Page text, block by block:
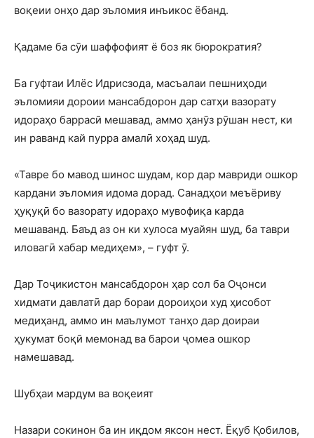
воқеии онҳо дар эъломия инъикос ёбанд.
Қадаме ба сӯи шаффофият ё боз як бюрократия?
Ба гуфтаи Илёс Идрисзода, масъалаи пешниҳоди
эъломияи дороии мансабдорон дар сатҳи вазорату
идораҳо баррасӣ мешавад, аммо ҳанӯз рӯшан нест, ки
ин раванд кай пурра амалӣ хоҳад шуд.
«Тавре бо мавод шинос шудам, кор дар мавриди ошкор
кардани эъломия идома дорад. Санадҳои меъёриву
ҳуқуқӣ бо вазорату идораҳо мувофиқа карда
мешаванд. Баъд аз он ки хулоса муайян шуд, ба таври
иловагӣ хабар медиҳем», – гуфт ӯ.
Дар Тоҷикистон мансабдорон ҳар сол ба Оҷонси
хидмати давлатӣ дар бораи дороиҳои худ ҳисобот
медиҳанд, аммо ин маълумот танҳо дар доираи
ҳукумат боқӣ мемонад ва барои ҷомеа ошкор
намешавад.
Шубҳаи мардум ва воқеият
Назари сокинон ба ин иқдом яксон нест. Ёқуб Қобилов,